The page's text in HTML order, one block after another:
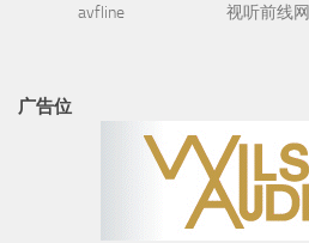
avfline 视听前线网
广告位